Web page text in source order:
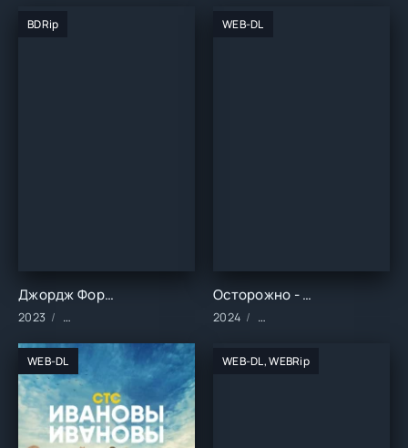
BDRip
Джордж Форман: Несокрушимый (2023)
2023 Фильмы/2023 год/Зарубежные/Биография/Драма/Cпорт
WEB-DL
Осторожно - любовь (2024)
2024 Сериалы/2024 год/
WEB-DL WEB-DL, WEBRip